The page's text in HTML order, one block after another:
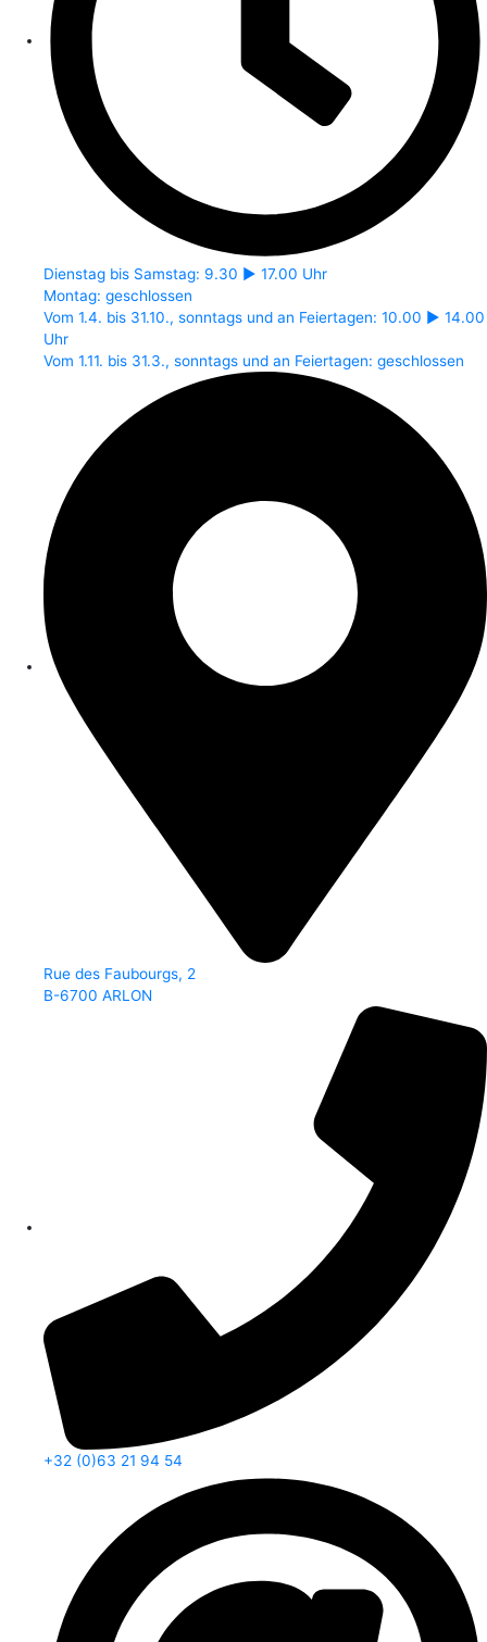
Dienstag bis Samstag: 9.30 ► 17.00 Uhr
Montag: geschlossen
Vom 1.4. bis 31.10., sonntags und an Feiertagen: 10.00 ► 14.00
Uhr
Vom 1.11. bis 31.3., sonntags und an Feiertagen: geschlossen
Rue des Faubourgs, 2
B-6700 ARLON
+32 (0)63 21 94 54